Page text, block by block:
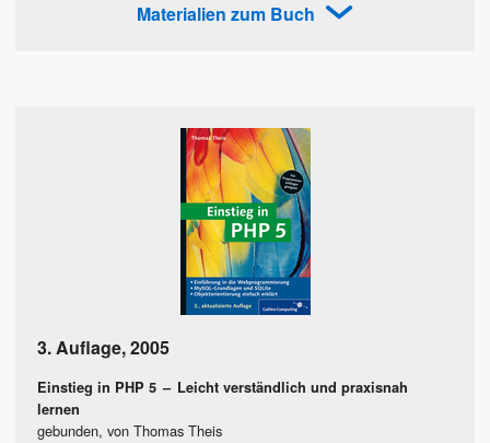
Materialien zum Buch
3. Auflage,2005
Einstieg in PHP 5 – Leicht verständlich und praxisnah
lernen
gebunden, von Thomas Theis